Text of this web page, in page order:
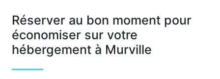
Réserver au bon moment pour
économiser sur votre
hébergement à Murville